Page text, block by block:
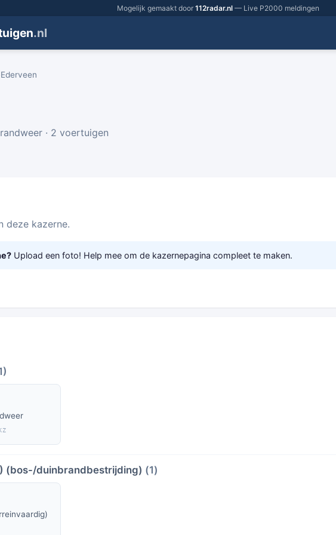
Mogelijk gemaakt door 112radar.nl— Live P2000 meldingen
.nl
Ederveen
· 2 voertuigen
deze kazerne.
Upload een foto! Help mee om de kazernepagina compleet te maken.
(bos-/duinbrandbestrijding) (1)